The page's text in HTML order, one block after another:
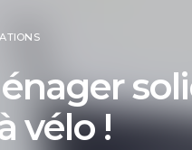
vélo !